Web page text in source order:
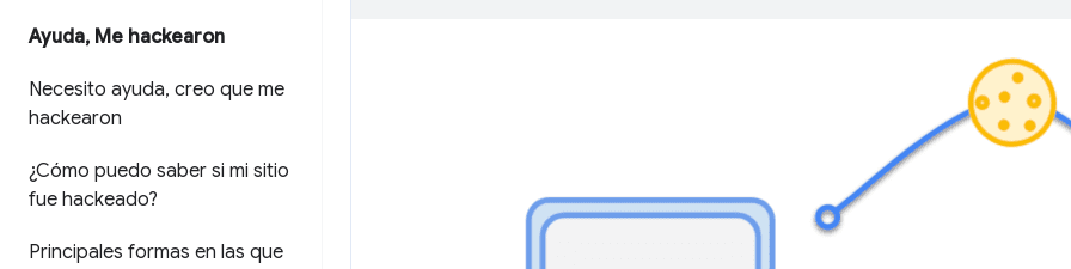
Ayuda, Me hackearon
Necesito ayuda, creo que me
hackearon
¿Cómo puedo saber si mi sitio
fue hackeado?
Principales formas en las que